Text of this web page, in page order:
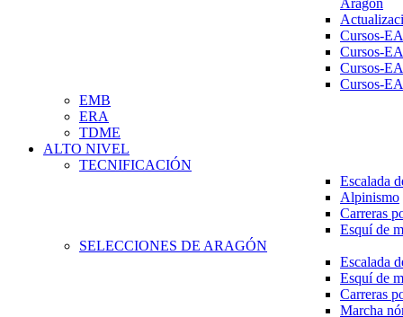
Aragón
Cursos-
Cursos-
Cursos-
Cursos-
EMB
ERA
TDME
ALTO NIVEL
TECNIFICACIÓN
Escalada
Alpinismo
Carreras
Esquí de
SELECCIONES DE ARAGÓN
Escalada
Esquí de
Carreras
Marcha